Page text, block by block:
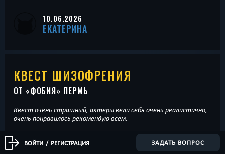
10.06.2026
ЕКАТЕРИНА
КВЕСТ ШИЗОФРЕНИЯ
ОТ «ФОБИЯ» ПЕРМЬ
Квест очень страшный, актеры вели себя очень реалистично,
очень понравилось рекомендую всем.
07.06.2026
ВОЙТИ / РЕГИСТРАЦИЯ ЗАДАТЬ ВОПРОС